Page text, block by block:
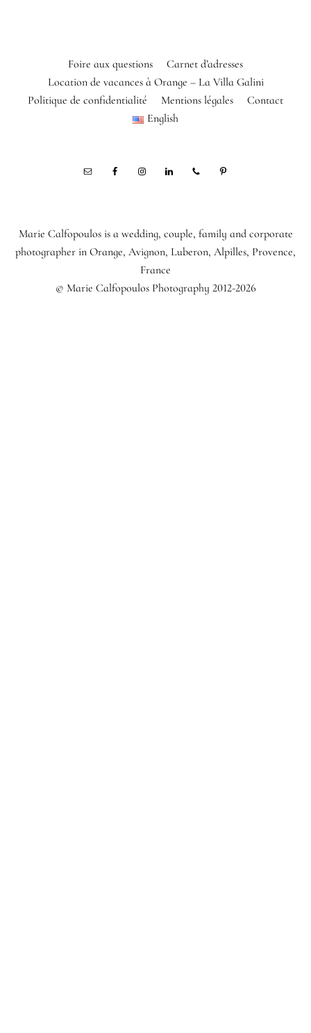
Foire aux questions
Carnet d’adresses
Location de vacances à Orange – La Villa Galini
Politique de confidentialité
Mentions légales
Contact
English
Marie Calfopoulos is a wedding, couple, family and corporate
photographer in Orange, Avignon, Luberon, Alpilles, Provence,
France
© Marie Calfopoulos Photography 2012-2026